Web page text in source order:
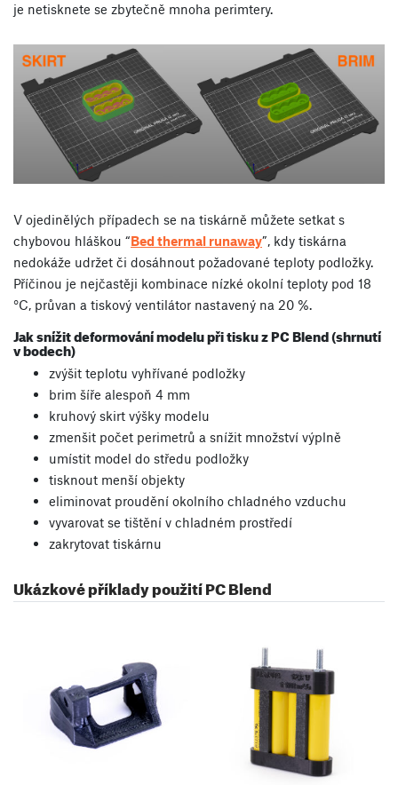
je netisknete se zbytečně mnoha perimtery.
V ojedinělých případech se na tiskárně můžete setkat s
chybovou hláškou “Bed thermal runaway”, kdy tiskárna
nedokáže udržet či dosáhnout požadované teploty podložky.
Příčinou je nejčastěji kombinace nízké okolní teploty pod 18
°C, průvan a tiskový ventilátor nastavený na 20 %.
Jak snížit deformování modelu při tisku z PC Blend (shrnutí
v bodech)
zvýšit teplotu vyhřívané podložky
brim šíře alespoň 4 mm
kruhový skirt výšky modelu
zmenšit počet perimetrů a snížit množství výplně
umístit model do středu podložky
tisknout menší objekty
eliminovat proudění okolního chladného vzduchu
vyvarovat se tištění v chladném prostředí
zakrytovat tiskárnu
Ukázkové příklady použití PC Blend